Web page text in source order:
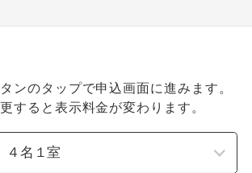
ンのタップで申込画面に進みます。
すると表示料金が変わります。